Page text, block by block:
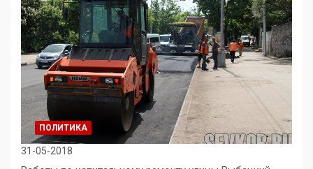
ПОЛИТИКА
31-05-2018